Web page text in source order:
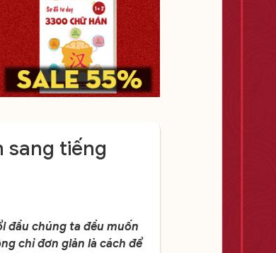
sang tiếng
đầu chúng ta đều muốn
chỉ đơn giản là cách để